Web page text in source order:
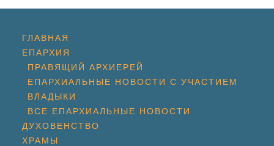
ГЛАВНАЯ
ЕПАРХИЯ
ПРАВЯЩИЙ АРХИЕРЕЙ
ЕПАРХИАЛЬНЫЕ НОВОСТИ С УЧАСТИЕМ
ВЛАДЫКИ
ВСЕ ЕПАРХИАЛЬНЫЕ НОВОСТИ
ДУХОВЕНСТВО
ХРАМЫ